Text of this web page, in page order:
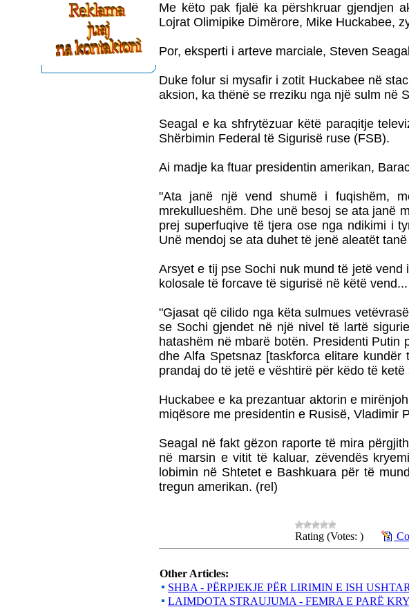
Me këto pak fjalë ka përshkruar gjendjen
Lojrat Olimipike Dimërore, Mike Huckabee,
Por, eksperti i arteve marciale, Steven
Duke folur si mysafir i zotit Huckabee në
aksion, ka thënë se rreziku nga një sulm në
Seagal e ka shfrytëzuar këtë paraqitje
Shërbimin Federal të Sigurisë ruse (FSB).
Ai madje ka ftuar presidentin amerikan,
"Ata janë një vend shumë i fuqishëm,
mrekullueshëm. Dhe unë besoj se ata janë
prej superfuqive të tjera ose nga ndikimi i
Unë mendoj se ata duhet të jenë aleatët
Arsyet e tij pse Sochi nuk mund të jetë
kolosale të forcave të sigurisë në këtë vend...
"Gjasat që cilido nga këta sulmues
se Sochi gjendet në një nivel të lartë
hatashëm në mbarë botën. Presidenti
dhe Alfa Spetsnaz [taskforca elitare
prandaj do të jetë e vështirë për këdo të
Huckabee e ka prezantuar aktorin e
miqësore me presidentin e Rusisë, Vladimir
Seagal në fakt gëzon raporte të mira
në marsin e vitit të kaluar, zëvendës
lobimin në Shtetet e Bashkuara për të
tregun amerikan. (rel)
Rating (Votes: )
Other Articles:
SHBA - PËRPJEKJE PËR LIRIMIN E ISH
LAIMDOTA STRAUJUMA - FEMRA E PARË